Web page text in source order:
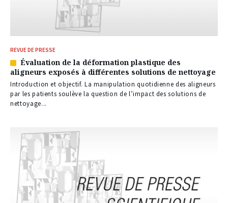
REVUE DE PRESSE
Article
réservé
à
nos
abonnés
Évaluation de la déformation plastique des
aligneurs exposés à différentes solutions de nettoyage
Introduction et objectif. La manipulation quotidienne des aligneurs
par les patients soulève la question de l’impact des solutions de
nettoyage...